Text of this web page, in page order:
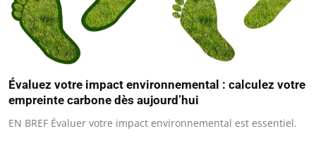
Évaluez votre impact environnemental : calculez votre
empreinte carbone dès aujourd’hui
EN BREF Évaluer votre impact environnemental est essentiel.